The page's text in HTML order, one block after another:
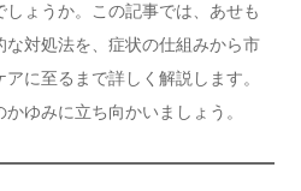
ょうか。この記事では、あせも
対処法を、症状の仕組みから市
に至るまで詳しく解説します。
ゆみに立ち向かいましょう。